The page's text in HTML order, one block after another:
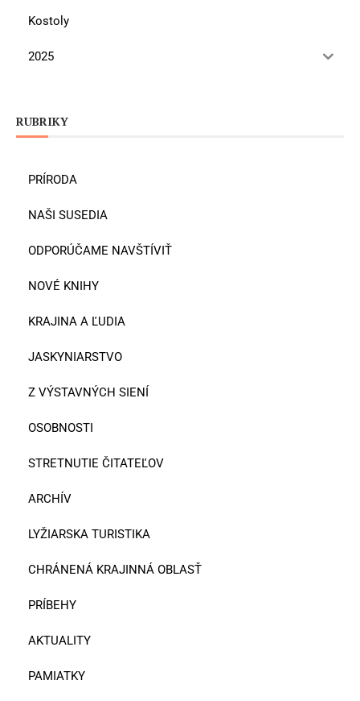
Kostoly
2025
RUBRIKY
PRÍRODA
NAŠI SUSEDIA
ODPORÚČAME NAVŠTÍVIŤ
NOVÉ KNIHY
KRAJINA A ĽUDIA
JASKYNIARSTVO
Z VÝSTAVNÝCH SIENÍ
OSOBNOSTI
STRETNUTIE ČITATEĽOV
ARCHÍV
LYŽIARSKA TURISTIKA
CHRÁNENÁ KRAJINNÁ OBLASŤ
PRÍBEHY
AKTUALITY
PAMIATKY